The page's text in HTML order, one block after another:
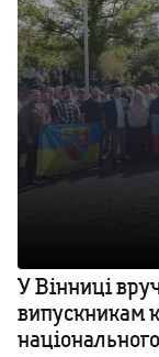
У Вінниці
випускникам